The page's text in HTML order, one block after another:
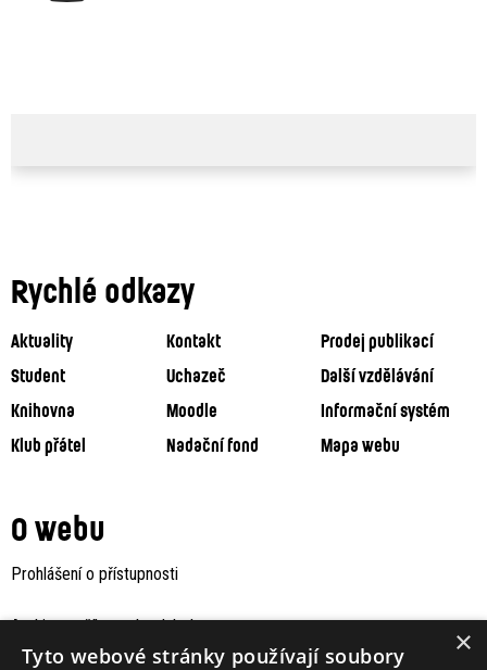
Rychlé odkazy
Aktuality Kontakt
Prodej publikací
Student
Uchazeč
Další vzdělávání
Knihovna
Moodle
Informační systém
Klub přátel
Nadační fond Mapa webu
O webu
Prohlášení o přístupnosti
Archiv staršího webu Jaboku ×
Tyto webové stránky používají soubory